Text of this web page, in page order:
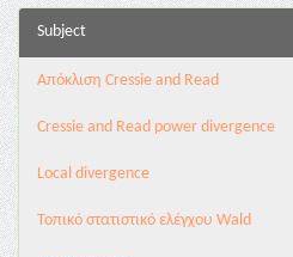
Subject
Aπόκλιση Cressie and Read
Cressie and Read power divergence
Local divergence
Τοπικό στατιστικό ελέγχου Wald